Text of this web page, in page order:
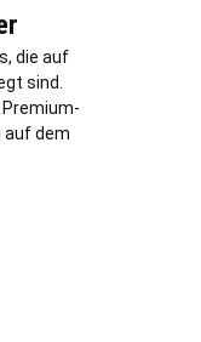
die auf
sind.
auf dem